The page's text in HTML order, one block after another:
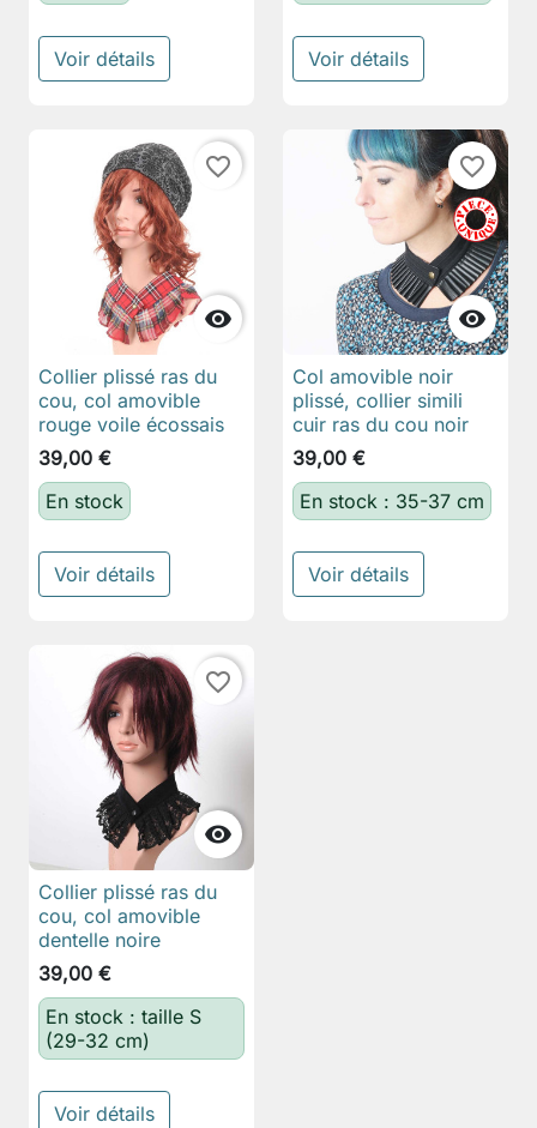
Voir détails Voir détails

favorite_border
Collier plissé ras du
cou, col amovible
rouge voile écossais
39,00 €
En stock
Voir détails

favorite_border
Col amovible noir
plissé, collier simili
cuir ras du cou noir
39,00 €
En stock : 35-37 cm
Voir détails

favorite_border
Collier plissé ras du
cou, col amovible
dentelle noire
39,00 €
En stock : taille S
(29-32 cm)
Voir détails